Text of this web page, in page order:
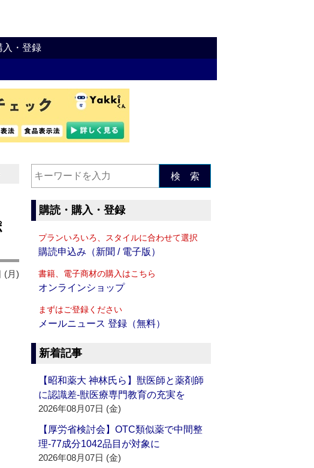
入・登録
(月)
検 索
購読・購入・登録
プランいろいろ、スタイルに合わせて選択
購読申込み（新聞 / 電子版）
書籍、電子商材の購入はこちら
オンラインショップ
まずはご登録ください
メールニュース 登録（無料）
新着記事
【昭和薬大 神林氏ら】獣医師と薬剤師
に認識差‐獣医療専門教育の充実を
2026年08月07日 (金)
【厚労省検討会】OTC類似薬で中間整
理‐77成分1042品目が対象に
2026年08月07日 (金)